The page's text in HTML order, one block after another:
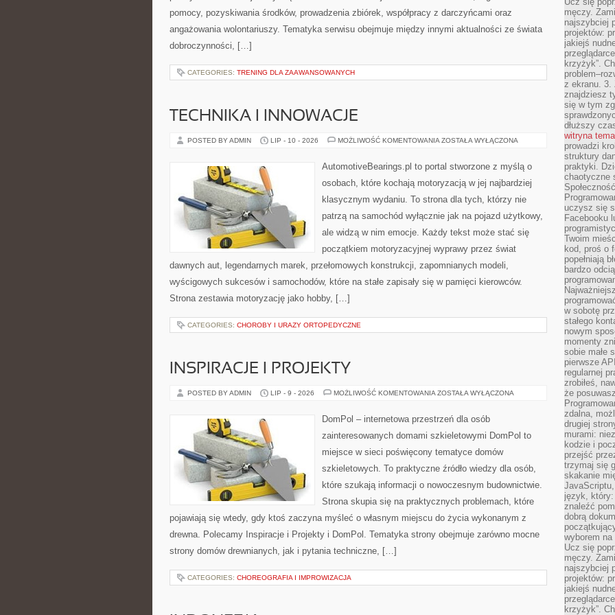
pomocy, pozyskiwania środków, prowadzenia zbiórek, współpracy z darczyńcami oraz
angażowania wolontariuszy. Tematyka serwisu obejmuje między innymi aktualności ze świata
dobroczynności, […]
CATEGORIES: TRENING DLA ZAAWANSOWANYCH
TECHNIKA I INNOWACJE
POSTED BY ADMIN LIP - 10 - 2026 MOŻLIWOŚĆ KOMENTOWANIA TECHNIKA
ZOSTAŁA WYŁĄCZONA
AutomotiveBearings.pl to portal stworzone z myślą o
osobach, które kochają motoryzacją w jej najbardziej
klasycznym wydaniu. To strona dla tych, którzy nie
patrzą na samochód wyłącznie jak na pojazd użytkowy,
ale widzą w nim emocje. Każdy tekst może stać się
początkiem motoryzacyjnej wyprawy przez świat
dawnych aut, legendarnych marek, przełomowych konstrukcji, zapomnianych modeli,
wyścigowych sukcesów i samochodów, które na stałe zapisały się w pamięci kierowców.
Strona zestawia motoryzację jako hobby, […]
CATEGORIES: CHOROBY I URAZY ORTOPEDYCZNE
INSPIRACJE I PROJEKTY
POSTED BY ADMIN LIP - 9 - 2026 MOŻLIWOŚĆ KOMENTOWANIA INSPIRACJE
ZOSTAŁA WYŁĄCZONA
DomPol – internetowa przestrzeń dla osób
zainteresowanych domami szkieletowymi DomPol to
miejsce w sieci poświęcony tematyce domów
szkieletowych. To praktyczne źródło wiedzy dla osób,
które szukają informacji o nowoczesnym budownictwie.
Strona skupia się na praktycznych problemach, które
pojawiają się wtedy, gdy ktoś zaczyna myśleć o własnym miejscu do życia wykonanym z
drewna. Polecamy Inspiracje i Projekty i DomPol. Tematyka strony obejmuje zarówno mocne
strony domów drewnianych, jak i pytania techniczne, […]
CATEGORIES: CHOREOGRAFIA I IMPROWIZACJA
męczy.
najszybciej
projektów:
jakiejś
krzyżyk”.
z ekranu. 3.
znajdziesz
się w tym
dłuższy
witryna
prowadzi
struktury
praktyki.
chaotyczne
uczysz się
Facebooku
Twoim
kod, proś o
popełniają
bardzo
w sobotę
stałego
nowym
momenty
sobie małe
pierwsze
regularnej
zrobiłeś,
że
zdalna,
drugiej
murami:
kodzie i
przejść
trzymaj się
skakanie
język, który:
znaleźć
dobrą
wyborem
Ucz się
męczy.
najszybciej
projektów:
jakiejś
krzyżyk”.